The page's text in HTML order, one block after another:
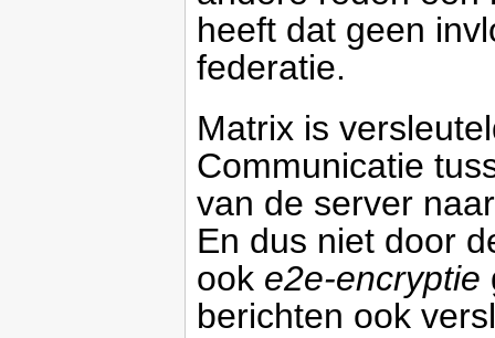
heeft dat geen
federatie.
Matrix is
Communicatie
van de server
En dus niet door
ook e2e-encryptie
berichten ook